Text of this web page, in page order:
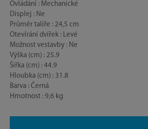
Ovládání : Mechanické
Displej : Ne
Průměr talíře : 24,5 cm
Otevírání dvířek : Levé
Možnost vestavby : Ne
Výška (cm) : 25.9
Šířka (cm) : 44.9
Hloubka (cm) : 31.8
Barva : Černá
Hmotnost : 9,6 kg